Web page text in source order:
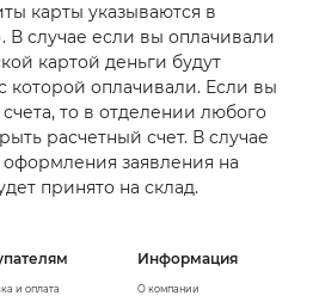
карты указываются в
В случае если вы оплачивали
картой деньги будут
которой оплачивали. Если вы
то в отделении любого
расчетный счет. В случае
заявления на
принято на склад.
Информация
О компании
и оплата